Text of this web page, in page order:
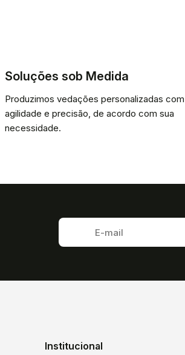
Soluções sob Medida
Produzimos vedações personalizadas com
agilidade e precisão, de acordo com sua
necessidade.
Institucional